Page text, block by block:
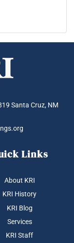
Santa Cruz, NM
Links
About KRI
KRI History
KRI Blog
Services
KRI Staff